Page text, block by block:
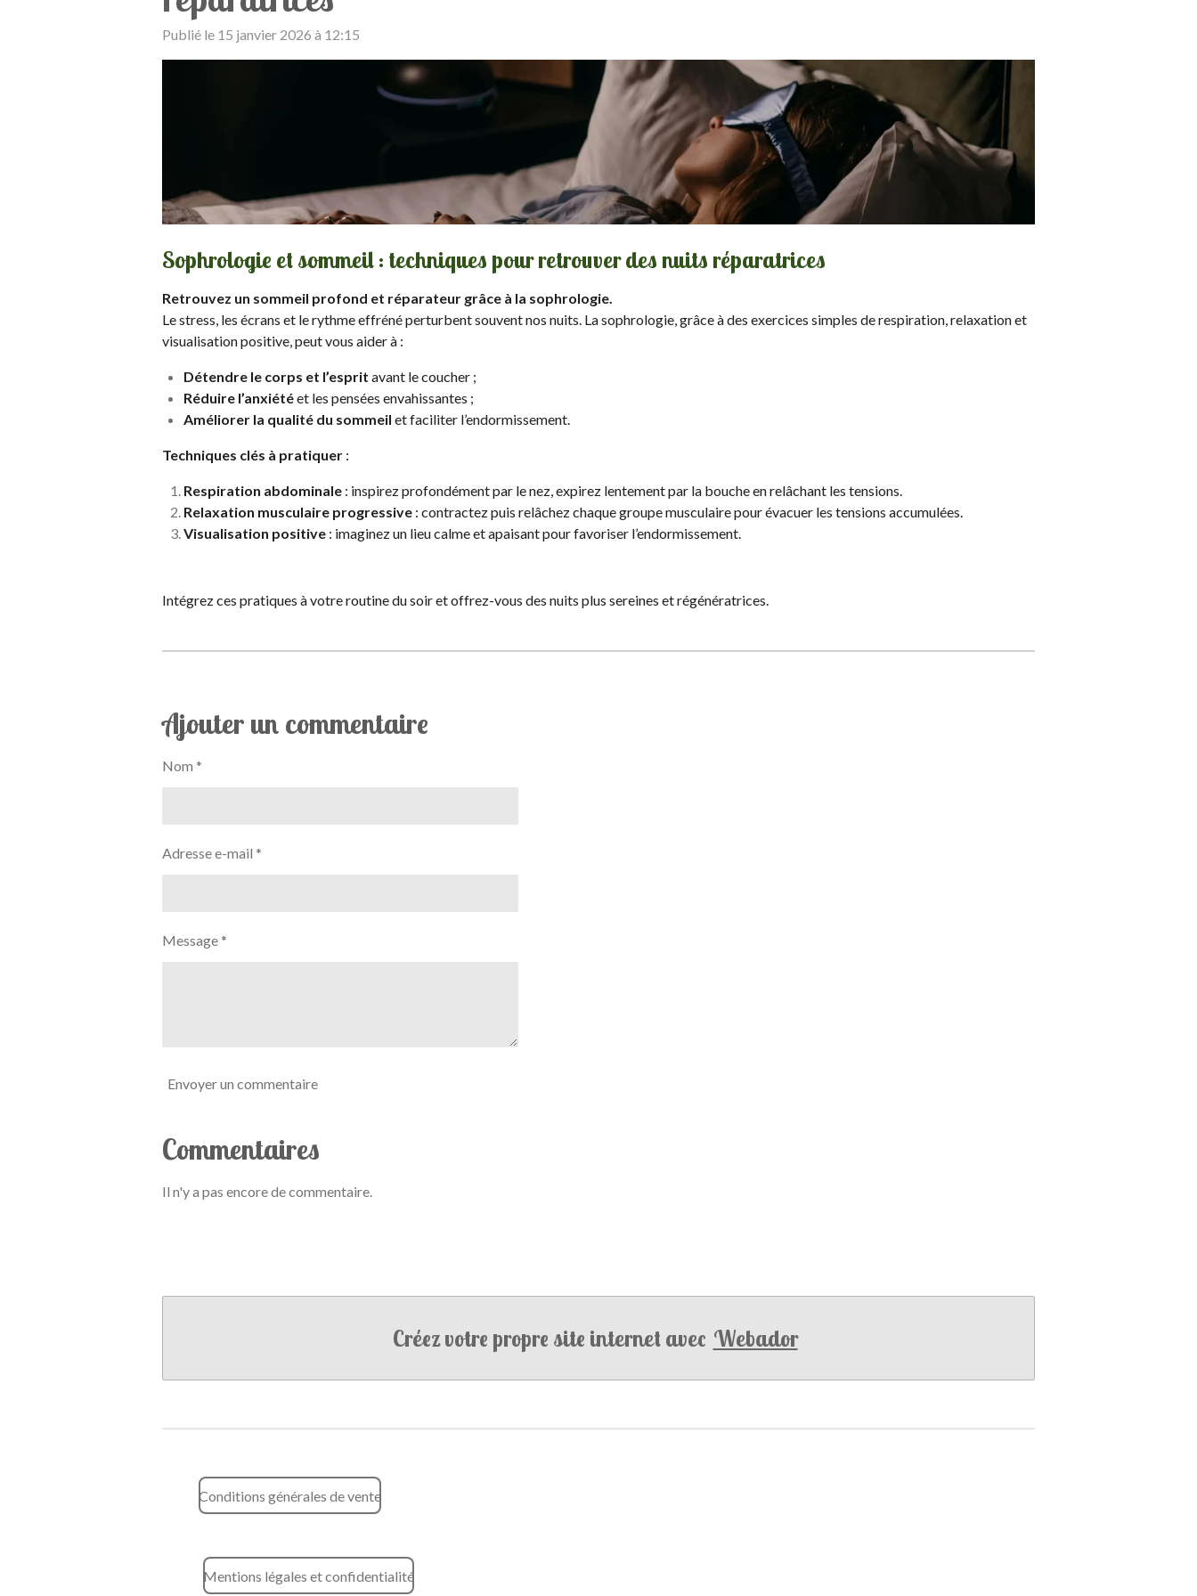
Publié le 15 janvier 2026 à 12:15
Sophrologie et sommeil : techniques pour retrouver des nuits réparatrices
Retrouvez un sommeil profond et réparateur grâce à la sophrologie.
Le stress, les écrans et le rythme effréné perturbent souvent nos nuits. La sophrologie, grâce à des exercices simples de respiration, relaxation et
visualisation positive, peut vous aider à :
Détendre le corps et l’esprit avant le coucher ;
Réduire l’anxiétéet les pensées envahissantes ;
Améliorer la qualité du sommeil et faciliter l’endormissement.
Techniques clés à pratiquer :
Respiration abdominale : inspirez profondément par le nez, expirez lentement par la bouche en relâchant les tensions.
Relaxation musculaire progressive : contractez puis relâchez chaque groupe musculaire pour évacuer les tensions accumulées.
Visualisation positive : imaginez un lieu calme et apaisant pour favoriser l’endormissement.
Intégrez ces pratiques à votre routine du soir et offrez-vous des nuits plus sereines et régénératrices.
Ajouter un commentaire
Nom *
Adresse e-mail *
Message *
Envoyer un commentaire
Commentaires
Il n'y a pas encore de commentaire.
Créez votre propre site internet avec Webador
Conditions générales de vente
Mentions légales et confidentialité